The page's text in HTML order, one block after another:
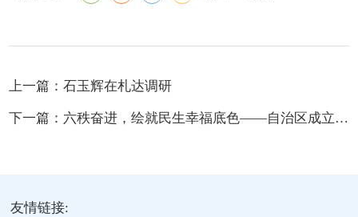
上一篇：石玉辉在札达调研
下一篇： 六秩奋进，绘就民生幸福底色——自治区成立60年来阿里地区经济社会发展综述
友情链接: